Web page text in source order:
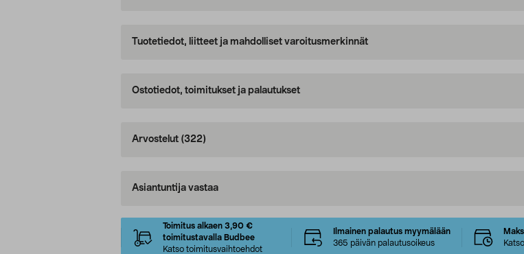
Tuotetiedot, liitteet ja mahdolliset varoitusmerkinnät
Ostotiedot, toimitukset ja palautukset
Arvostelut (322)
Asiantuntija vastaa
Toimitus alkaen 3,90 €
toimitustavalla Budbee
Katso toimitusvaihtoehdot
Ilmainen palautus myymälään
365 päivän palautusoikeus